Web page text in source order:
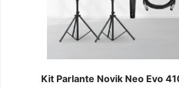
Kit Parlante Novik Neo Evo